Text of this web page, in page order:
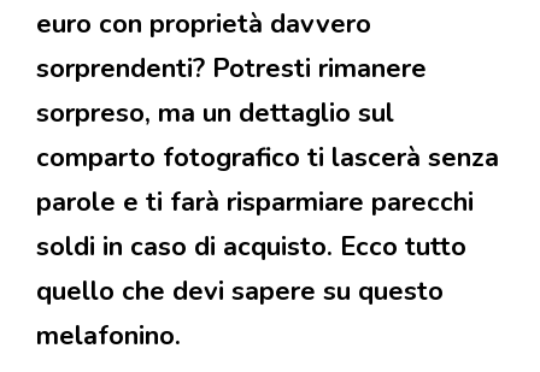
euro con proprietà davvero
sorprendenti? Potresti rimanere
sorpreso, ma un dettaglio sul
comparto fotografico ti lascerà senza
parole e ti farà risparmiare parecchi
soldi in caso di acquisto. Ecco tutto
quello che devi sapere su questo
melafonino.